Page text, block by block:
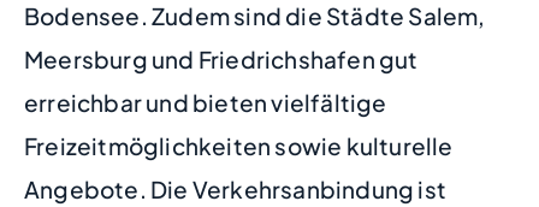
Bodensee. Zudem sind die Städte Salem,
Meersburg und Friedrichshafen gut
erreichbar und bieten vielfältige
Freizeitmöglichkeiten sowie kulturelle
Angebote. Die Verkehrsanbindung ist